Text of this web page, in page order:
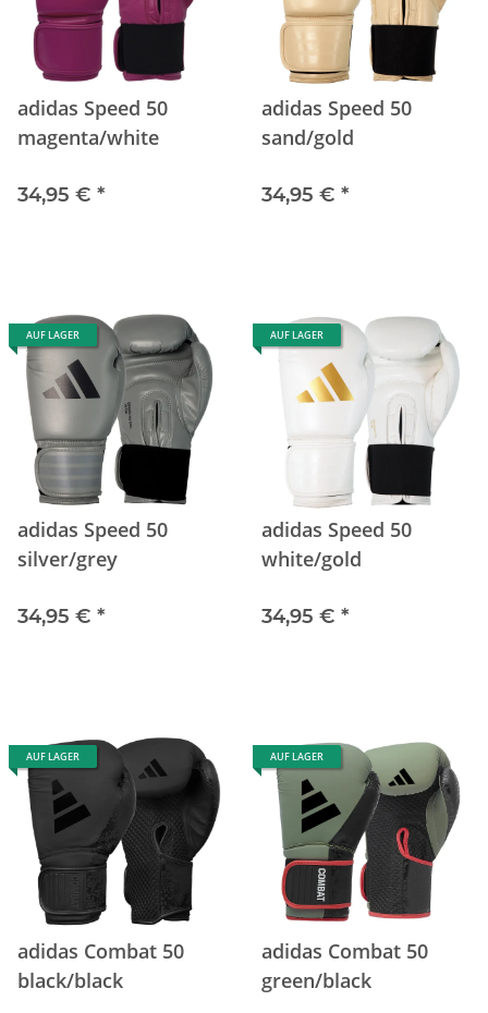
adidas Speed 50
magenta/white
34,95 € *
adidas Speed 50
sand/gold
34,95 € *
AUF LAGER
adidas Speed 50
silver/grey
34,95 € *
AUF LAGER
adidas Speed 50
white/gold
34,95 € *
AUF LAGER
adidas Combat 50
black/black
AUF LAGER
adidas Combat 50
green/black